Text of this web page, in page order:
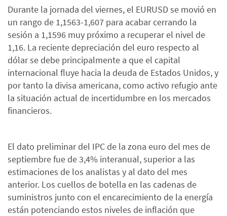
Durante la jornada del viernes, el EURUSD se movió en
un rango de 1,1563-1,607 para acabar cerrando la
sesión a 1,1596 muy próximo a recuperar el nivel de
1,16. La reciente depreciación del euro respecto al
dólar se debe principalmente a que el capital
internacional fluye hacia la deuda de Estados Unidos, y
por tanto la divisa americana, como activo refugio ante
la situación actual de incertidumbre en los mercados
financieros.
El dato preliminar del IPC de la zona euro del mes de
septiembre fue de 3,4% interanual, superior a las
estimaciones de los analistas y al dato del mes
anterior. Los cuellos de botella en las cadenas de
suministros junto con el encarecimiento de la energía
están potenciando estos niveles de inflación que